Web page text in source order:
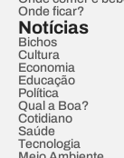
Onde ficar?
Notícias
Bichos
Cultura
Economia
Educação
Política
Qual a Boa?
Cotidiano
Saúde
Tecnologia